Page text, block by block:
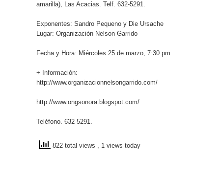
amarilla), Las Acacias. Telf. 632-5291.
Exponentes: Sandro Pequeno y Die Ursache
Lugar: Organización Nelson Garrido
Fecha y Hora: Miércoles 25 de marzo, 7:30 pm
+ Información:
http://www.organizacionnelsongarrido.com/
http://www.ongsonora.blogspot.com/
Teléfono. 632-5291.
822 total views , 1 views today